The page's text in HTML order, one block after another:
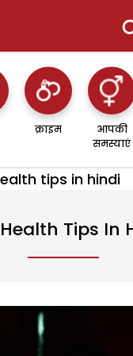
क्राइम
आपकी
समस्याएं
tips in hindi
Tips In